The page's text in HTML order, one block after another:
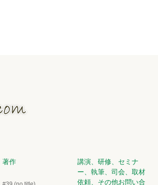
著作
講演、研修、セミナ
ー、執筆、司会、取材
依頼、その他お問い合